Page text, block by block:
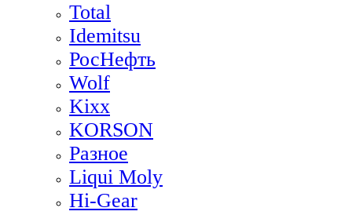
Total
Idemitsu
РосНефть
Wolf
Kixx
KORSON
Разное
Liqui Moly
Hi-Gear